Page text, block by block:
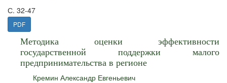
С. 32-47
PDF
Методика оценки эффективности
государственной поддержки малого
предпринимательства в регионе
Кремин Александр Евгеньевич